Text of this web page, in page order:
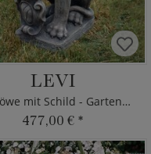
LEVI
Steinlöwe mit Schild - Gartenfigur
477,00 € *